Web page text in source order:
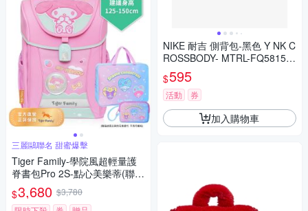
三麗鷗聯名 甜蜜爆擊
Tiger Family-學院風超輕量護
脊書包Pro 2S-點心美樂蒂(聯名
款)
$3,680 $3,780
NIKE 耐吉 側背包-黑色 Y NK C
ROSSBODY- MTRL-FQ58150
10
$595
活動 券
加入購物車